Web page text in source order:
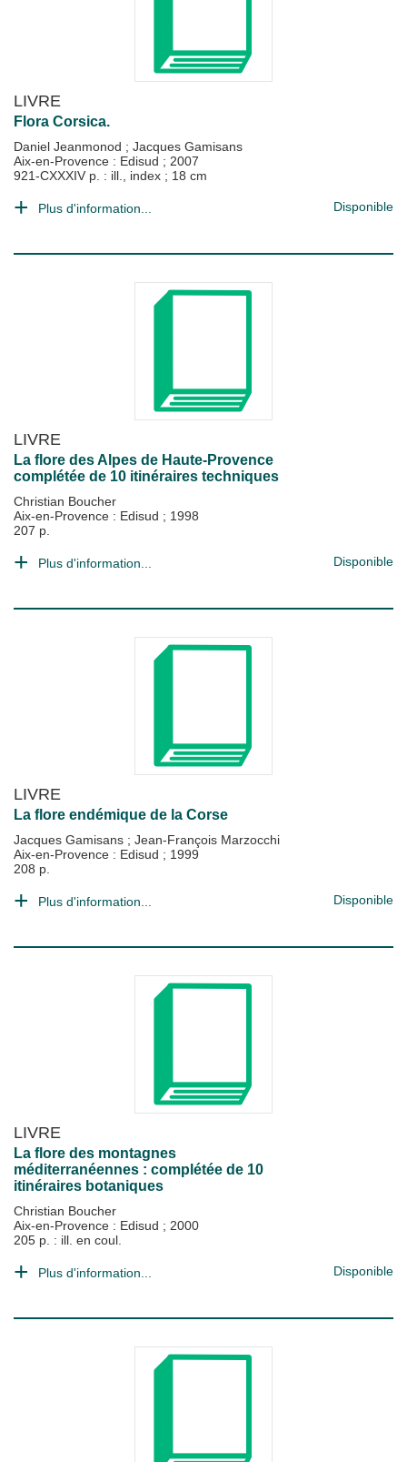
LIVRE
Flora Corsica.
Daniel Jeanmonod ; Jacques Gamisans
Aix-en-Provence : Edisud ; 2007
921-CXXXIV p. : ill., index ; 18 cm
Plus d'information... Disponible
LIVRE
La flore des Alpes de Haute-Provence
complétée de 10 itinéraires techniques
Christian Boucher
Aix-en-Provence : Edisud ; 1998
207 p.
Plus d'information... Disponible
LIVRE
La flore endémique de la Corse
Jacques Gamisans ; Jean-François Marzocchi
Aix-en-Provence : Edisud ; 1999
208 p.
Plus d'information... Disponible
LIVRE
La flore des montagnes
méditerranéennes : complétée de 10
itinéraires botaniques
Christian Boucher
Aix-en-Provence : Edisud ; 2000
205 p. : ill. en coul.
Plus d'information... Disponible